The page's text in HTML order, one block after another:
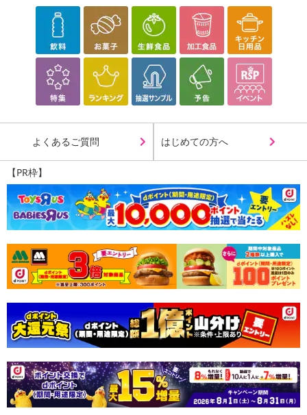
あらかじめご了承いただいた上でお申込みください。なお、本理由
によるお申込み後のキャンセル・返品交換は対応いたしかねます。
【お支払いについて】
※送料はお試し費用に含まれております。
※d払い、PayPay、au PAY、au PAY（auかんたん決済）、ソフトバ
ンクまとめて支払い、楽天ペイ、メルペイ、AEON Pay、Amazon
※予約商品は決済手段ごとに定められた決済期限日にお支払いを完
了することがございます。ご了承いただいたうえでお申し込みくだ
さい。
【配送伝票番号について】
※配送形態がメール便の商品については、商品の発送完了後、配送
伝票番号がマイページに表示されない場合もございます。
【配送日時の指定について】
※配送日時の指定が可能な商品の場合、商品によってご指定できる
配送日、配送時間が異なる可能性がございます。
カート機能をご利用の場合は、配送日時指定をご利用いただけませ
ん。
発送日カレンダー
よくあるご質問 はじめての方へ
【PR枠】